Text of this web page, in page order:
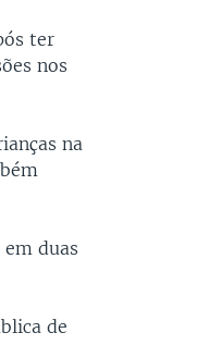
ter
nos
na
duas
de